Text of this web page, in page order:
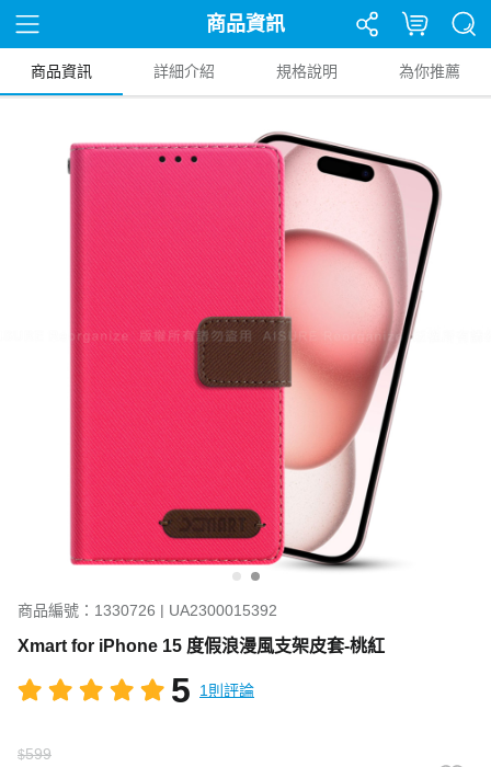
商品資訊
商品資訊 詳細介紹 規格說明 為你推薦
商品編號：1330726 | UA2300015392
Xmart for iPhone 15 度假浪漫風支架皮套-桃紅
5 1則評論
$599